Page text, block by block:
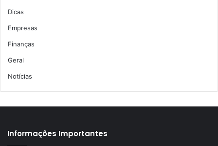
Dicas
Empresas
Finanças
Geral
Notícias
Informações Importantes